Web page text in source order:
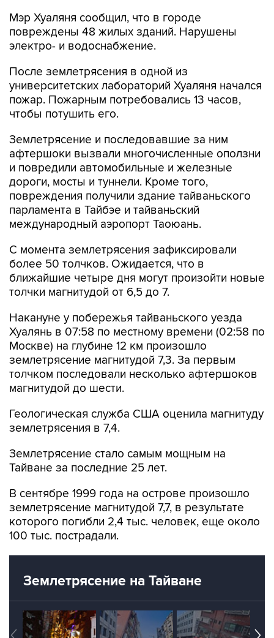
Мэр Хуаляня сообщил, что в городе
повреждены 48 жилых зданий. Нарушены
электро- и водоснабжение.
После землетрясения в одной из
университетских лабораторий Хуаляня начался
пожар. Пожарным потребовались 13 часов,
чтобы потушить его.
Землетрясение и последовавшие за ним
афтершоки вызвали многочисленные оползни
и повредили автомобильные и железные
дороги, мосты и туннели. Кроме того,
повреждения получили здание тайваньского
парламента в Тайбэе и тайваньский
международный аэропорт Таоюань.
С момента землетрясения зафиксировали
более 50 толчков. Ожидается, что в
ближайшие четыре дня могут произойти новые
толчки магнитудой от 6,5 до 7.
Накануне у побережья тайваньского уезда
Хуалянь в 07:58 по местному времени (02:58 по
Москве) на глубине 12 км произошло
землетрясение магнитудой 7,3. За первым
толчком последовали несколько афтершоков
магнитудой до шести.
Геологическая служба США оценила магнитуду
землетрясения в 7,4.
Землетрясение стало самым мощным на
Тайване за последние 25 лет.
В сентябре 1999 года на острове произошло
землетрясение магнитудой 7,7, в результате
которого погибли 2,4 тыс. человек, еще около
100 тыс. пострадали.
Землетрясение на Тайване